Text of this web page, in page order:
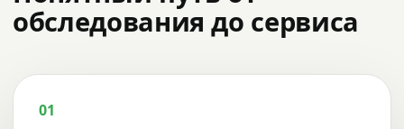
обследования до сервиса
01